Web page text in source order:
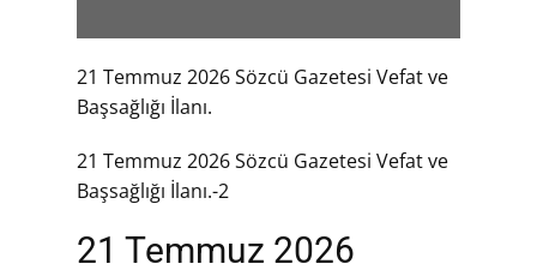
21 Temmuz 2026 Sözcü Gazetesi Vefat ve
Başsağlığı İlanı.
21 Temmuz 2026 Sözcü Gazetesi Vefat ve
Başsağlığı İlanı.-2
21 Temmuz 2026